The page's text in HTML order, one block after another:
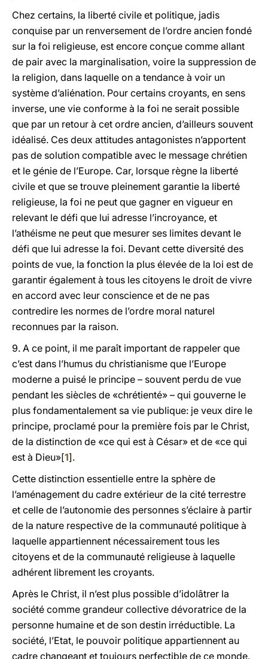
Chez certains, la liberté civile et politique, jadis
conquise par un renversement de l’ordre ancien fondé
sur la foi religieuse, est encore conçue comme allant
de pair avec la marginalisation, voire la suppression de
la religion, dans laquelle on a tendance à voir un
système d’aliénation. Pour certains croyants, en sens
inverse, une vie conforme à la foi ne serait possible
que par un retour à cet ordre ancien, d’ailleurs souvent
idéalisé. Ces deux attitudes antagonistes n’apportent
pas de solution compatible avec le message chrétien
et le génie de l’Europe. Car, lorsque règne la liberté
civile et que se trouve pleinement garantie la liberté
religieuse, la foi ne peut que gagner en vigueur en
relevant le défi que lui adresse l’incroyance, et
l’athéisme ne peut que mesurer ses limites devant le
défi que lui adresse la foi. Devant cette diversité des
points de vue, la fonction la plus élevée de la loi est de
garantir également à tous les citoyens le droit de vivre
en accord avec leur conscience et de ne pas
contredire les normes de l’ordre moral naturel
reconnues par la raison.
9. A ce point, il me paraît important de rappeler que
c’est dans l’humus du christianisme que l’Europe
moderne a puisé le principe – souvent perdu de vue
pendant les siècles de «chrétienté» – qui gouverne le
plus fondamentalement sa vie publique: je veux dire le
principe, proclamé pour la première fois par le Christ,
de la distinction de «ce qui est à César» et de «ce qui
est à Dieu»[1].
Cette distinction essentielle entre la sphère de
l’aménagement du cadre extérieur de la cité terrestre
et celle de l’autonomie des personnes s’éclaire à partir
de la nature respective de la communauté politique à
laquelle appartiennent nécessairement tous les
citoyens et de la communauté religieuse à laquelle
adhérent librement les croyants.
Après le Christ, il n’est plus possible d’idolâtrer la
société comme grandeur collective dévoratrice de la
personne humaine et de son destin irréductible. La
société, l’Etat, le pouvoir politique appartiennent au
cadre changeant et toujours perfectible de ce monde.